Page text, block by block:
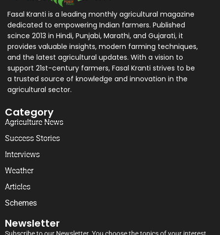
Fasal Kranti is a leading monthly agricultural magazine
dedicated to empowering Indian farmers. Published
scince 2013 in Hindi, Punjabi, Marathi, and Gujarati, it
provides valuable insights, modern farming techniques,
and the latest agricultural updates. With a vision to
support 21st-century farmers, Fasal Kranti strives to be
a trusted source of knowledge and innovation in the
agricultural sector.
Category
Agriculture News
Success Stories
Interviews
Weather
Articles
Schemes
Newsletter